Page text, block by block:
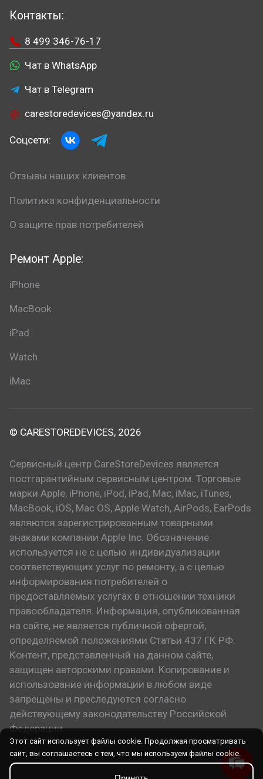
Ремонт Apple:
iPhone
MacBook
iPad
Watch
iMac
Контакты:
8 499 346-76-17
Чат в WhatsApp
Чат в Telegram
carestoredevices@yandex.ru
Соцсети:
Отзывы наших клиентов
Политика конфиденциальности
О защите прав потребителей
© CARESTOREDEVICES, 2026
Сервисный центр CareStoreDevices является
постгарантийным сервисным центром. Торговые
марки Apple, iPhone, iPod, iPad, Mac, iMac, iTunes,
MacBook, iOS, Mac OS, Apple Watch, AirPods, EarPods
являются зарегистрированным товарными
знаками компании Apple Inc. Обозначение
используется не с целью индивидуализации
соответствующих услуг по ремонту, а с целью
информирования потребителей о
предоставляемых услугах в отношении техники
правообладателя. Информация, опубликованная
на сайте, не является публичной офертой,
определяемой положениями Статьи 437 ГК РФ.
Контент, представленный на данном сайте,
защищен авторскими правами. Копирование и
использование информации в любом виде
запрещены и преследуются согласно
действующему законодательству Российской
Федерации.
Этот сайт использует файлы cookie. Продолжая просматривать
сайт, вы соглашаетесь с тем, что мы используем файлы cookie.